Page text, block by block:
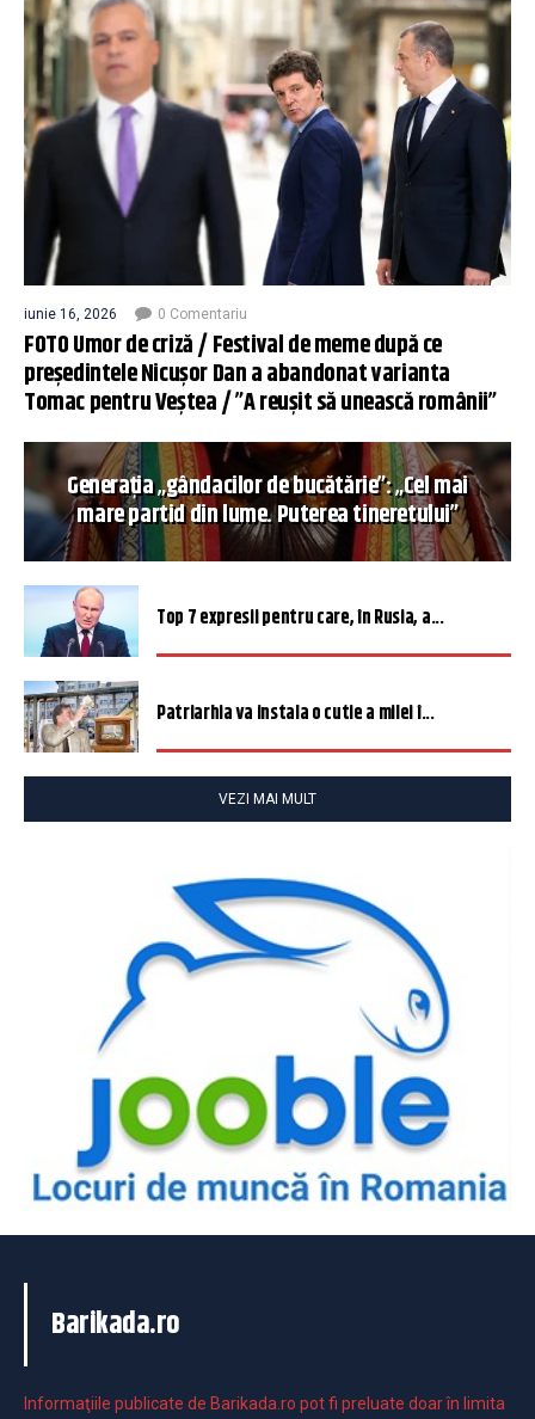
iunie 16, 2026 0 Comentariu
FOTO Umor de criză / Festival de meme după ce
președintele Nicușor Dan a abandonat varianta
Tomac pentru Veștea / ”A reușit să unească românii”
Generația „gândacilor de bucătărie”: „Cel mai
mare partid din lume. Puterea tineretului”
Top 7 expresii pentru care, în Rusia, a...
Patriarhia va instala o cutie a milei î...
VEZI MAI MULT
Barikada.ro
Informaţiile publicate de Barikada.ro pot fi preluate doar în limita